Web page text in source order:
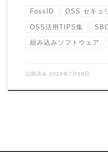
FossID OSS セキュ
OSS活用TIPS集
組み込みソフトウェア
公開済み 2023年7月18日